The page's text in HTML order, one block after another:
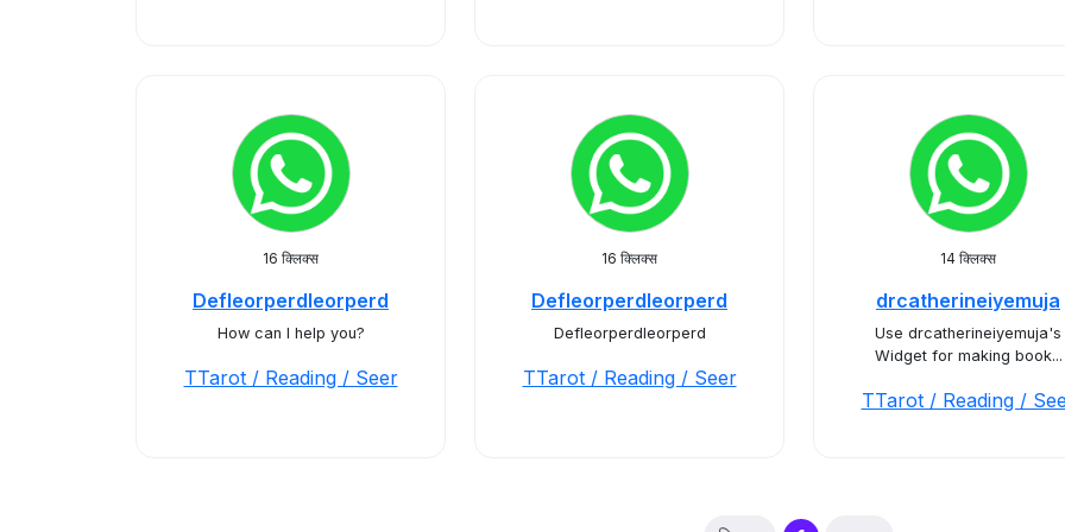
16 क्लिक्स
Defleorperdleorperd
How can I help you?
TTarot / Reading / Seer
16 क्लिक्स
Defleorperdleorperd
Defleorperdleorperd
TTarot / Reading / Seer
14 क्लिक्स
drcatherineiyemuja
Use drcatherineiyemuja's
Widget for making book...
TTarot / Reading /